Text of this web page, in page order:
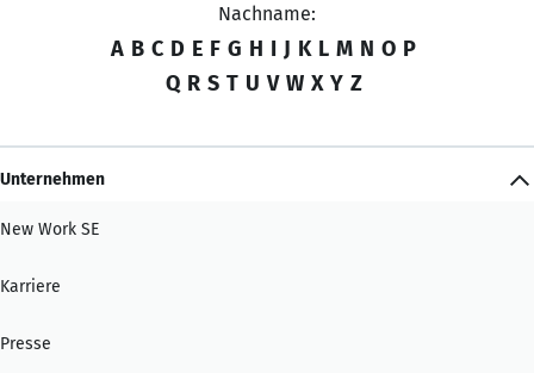
Nachname:
A B C D E F G H I J K L M N O P
Q R S T U V W X Y Z
Unternehmen
New Work SE
Karriere
Presse